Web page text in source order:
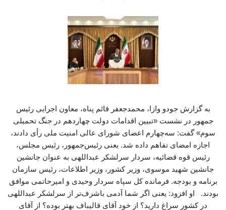
به گزارش جودو وازا، محمدجعفر قائم پناه، معاون اجرایی رئیس
جمهور در نشست «تبیین اقدامات دولت چهاردهم در جنگ تحمیلی
سوم» گفت: سه‌چهارم اعضای شورای عالی امنیت ملی رأی دادند،
اجازه امضای تفاهم داده شد. یعنی رئیس‌جمهور، رئیس مجلس،
رئیس قوه قضائیه، سردار سرلشکر عبداللهی به عنوان جانشین
جانشین شهید موسوی، وزیر کشور، وزیر اطلاعات، رئیس سازمان
برنامه و بودجه. فرمانده کل سپاه سردار وحیدی و امیرحاتمی موافق
بودند. او افزود: یعنی اگر شما آدمی باشرف‌تر از سرلشکر عبداللهی
در کشور سراغ دارید؟ از خود آقای قالیباف بهتر بوده؟ از آقای